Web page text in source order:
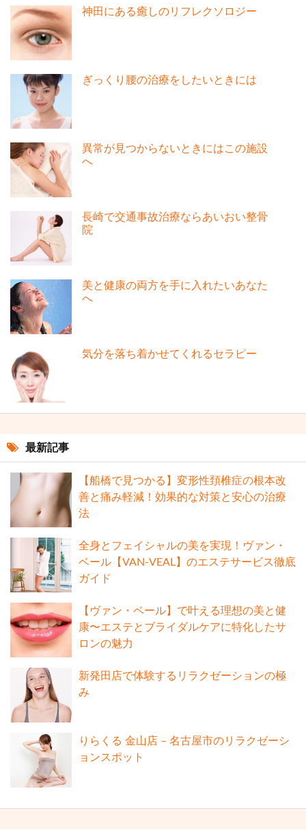
神田にある癒しのリフレクソロジー
ぎっくり腰の治療をしたいときには
異常が見つからないときにはこの施設
へ
長崎で交通事故治療ならあいおい整骨
院
美と健康の両方を手に入れたいあなた
へ
気分を落ち着かせてくれるセラピー
最新記事
【船橋で見つかる】変形性頚椎症の根本改
善と痛み軽減！効果的な対策と安心の治療
法
全身とフェイシャルの美を実現！ヴァン・
ベール【VAN-VEAL】のエステサービス徹底
ガイド
【ヴァン・ベール】で叶える理想の美と健
康〜エステとブライダルケアに特化したサ
ロンの魅力
新発田店で体験するリラクゼーションの極
み
りらくる 金山店 – 名古屋市のリラクゼーシ
ョンスポット